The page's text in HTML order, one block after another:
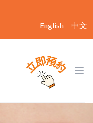
English 中文